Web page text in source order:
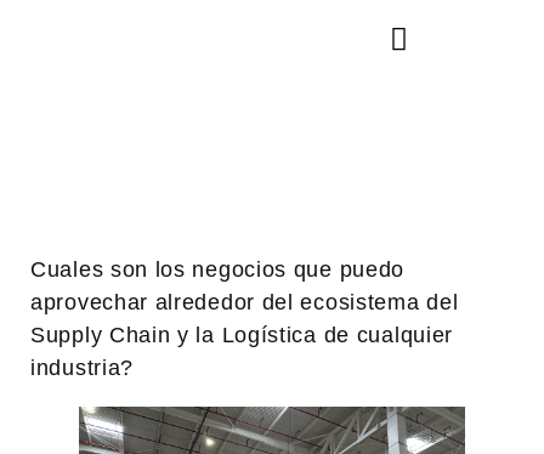
Cuales son los negocios que puedo
aprovechar alrededor del ecosistema del
Supply Chain y la Logística de cualquier
industria?